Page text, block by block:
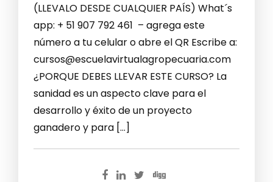
(LLEVALO DESDE CUALQUIER PAÍS) What´s
app: + 51 907 792 461 – agrega este
número a tu celular o abre el QR Escribe a:
cursos@escuelavirtualagropecuaria.com
¿PORQUE DEBES LLEVAR ESTE CURSO? La
sanidad es un aspecto clave para el
desarrollo y éxito de un proyecto
ganadero y para […]